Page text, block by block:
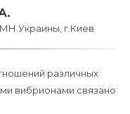
Украины, г.Киев
различных
вибрионами связано